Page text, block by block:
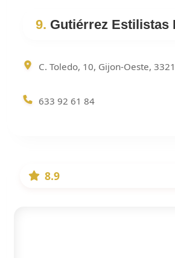
9. Gutiérrez Estilistas
C. Toledo, 10, Gijon-Oeste,
633 92 61 84
8.9